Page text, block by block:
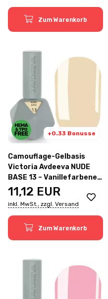
Zum Warenkorb
+0.33 Bonusse
Camouflage-Gelbasis
Victoria Avdeeva NUDE
BASE 13 – Vanillefarbener
Nude-Ton 12ml
11,12 EUR
inkl. MwSt., zzgl. Versand
Zum Warenkorb